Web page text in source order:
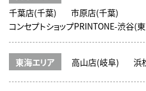
千葉店(千葉)
市原店(千葉)
コンセプトショップPRINTONE-渋谷(
東海エリア 高山店(岐阜) 浜